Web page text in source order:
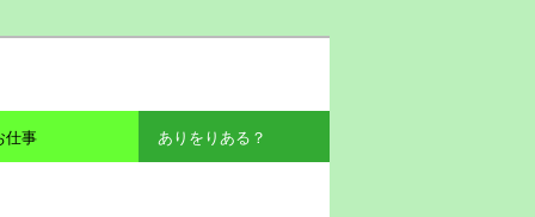
仕事 ありをりある？